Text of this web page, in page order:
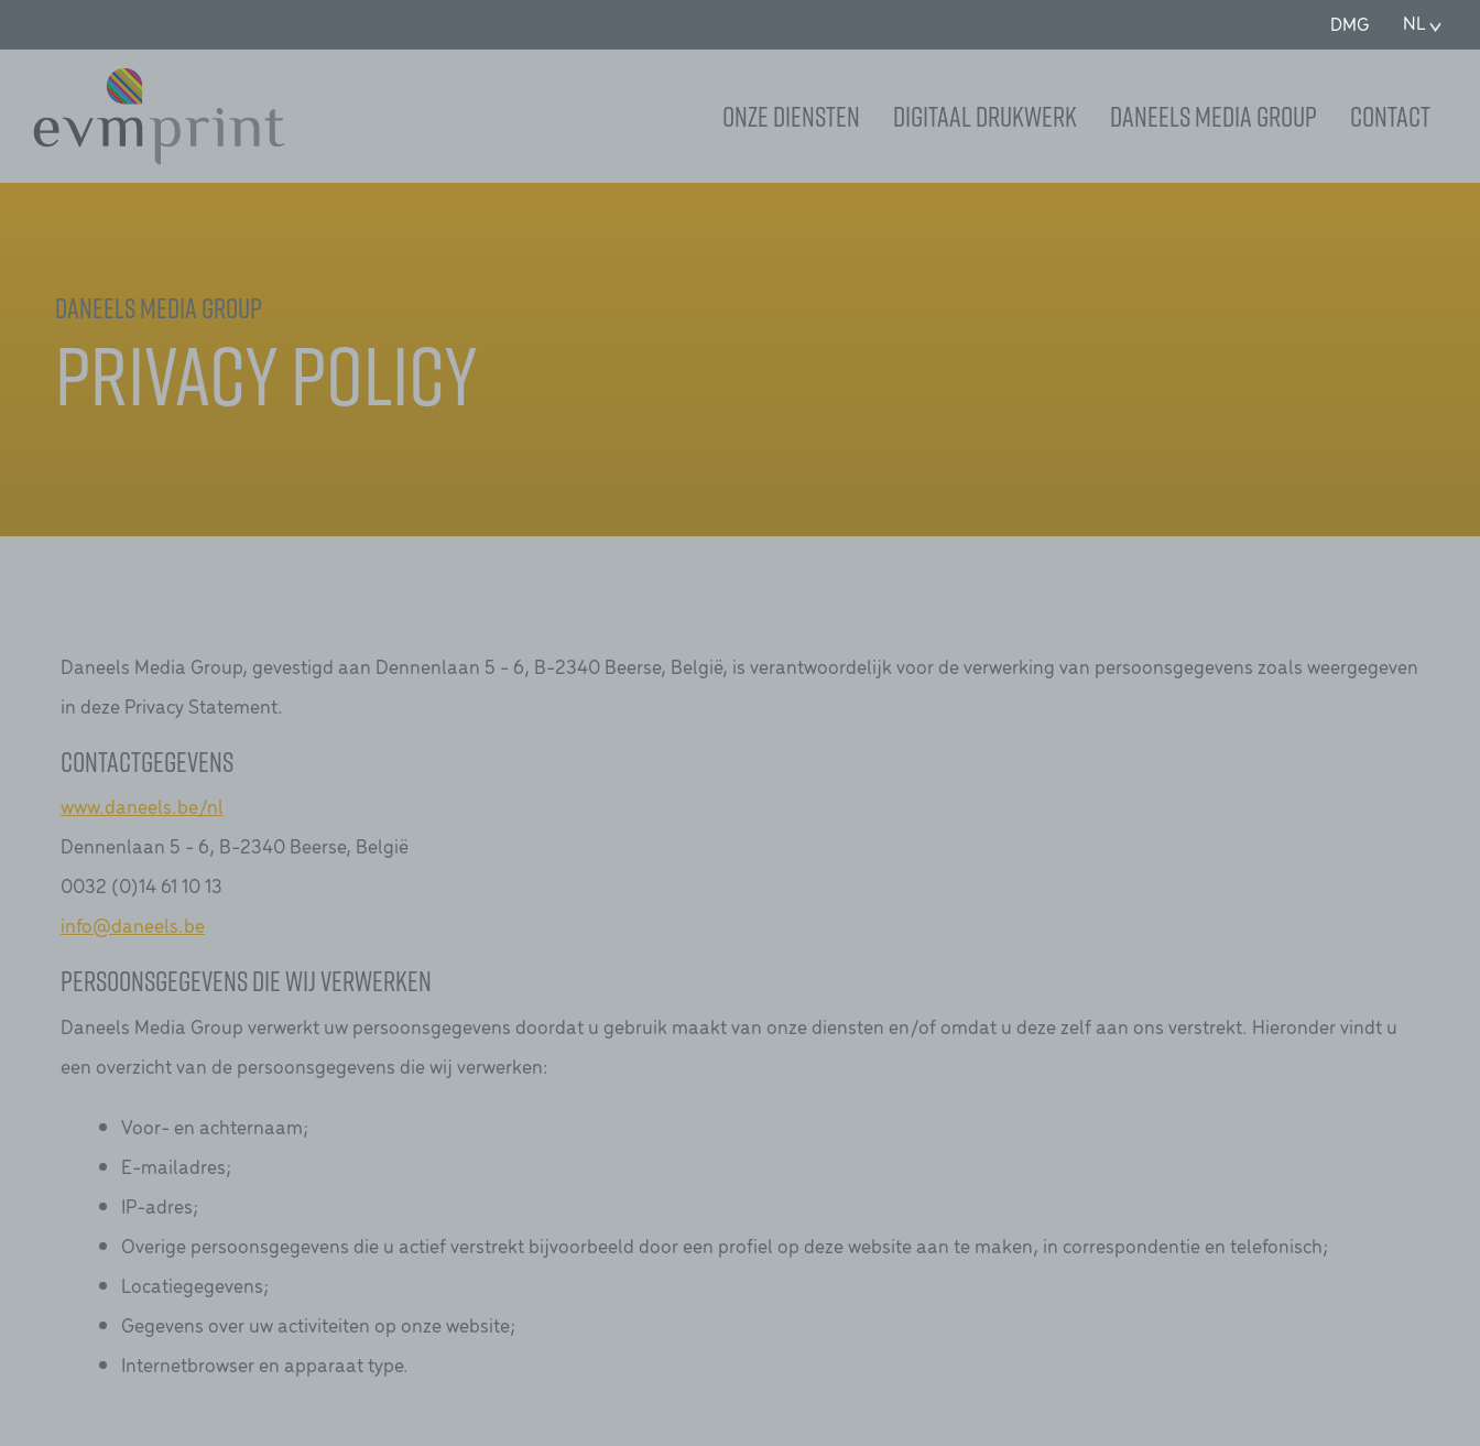
DMG NL
Onze diensten Digitaal drukwerk Daneels Media Group Contact
Daneels Media Group
Privacy Policy
Daneels Media Group, gevestigd aan Dennenlaan 5 - 6, B-2340 Beerse, België, is verantwoordelijk voor de verwerking van persoonsgegevens zoals weergegeven
in deze Privacy Statement.
Contactgegevens
www.daneels.be/nl
Dennenlaan 5 - 6, B-2340 Beerse, België
0032 (0)14 61 10 13
info@daneels.be
Persoonsgegevens die wij verwerken
Daneels Media Group verwerkt uw persoonsgegevens doordat u gebruik maakt van onze diensten en/of omdat u deze zelf aan ons verstrekt. Hieronder vindt u
een overzicht van de persoonsgegevens die wij verwerken:
Voor- en achternaam;
E-mailadres;
IP-adres;
Overige persoonsgegevens die u actief verstrekt bijvoorbeeld door een profiel op deze website aan te maken, in correspondentie en telefonisch;
Locatiegegevens;
Gegevens over uw activiteiten op onze website;
Internetbrowser en apparaat type.